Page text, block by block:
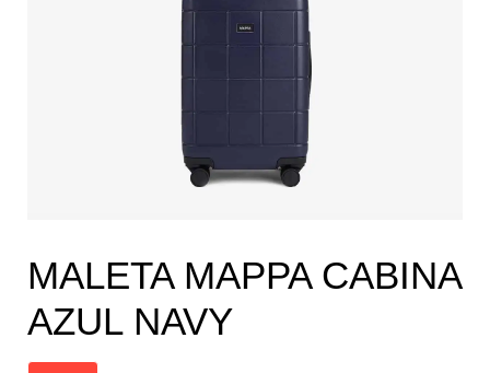
MALETA MAPPA CABINA
AZUL NAVY